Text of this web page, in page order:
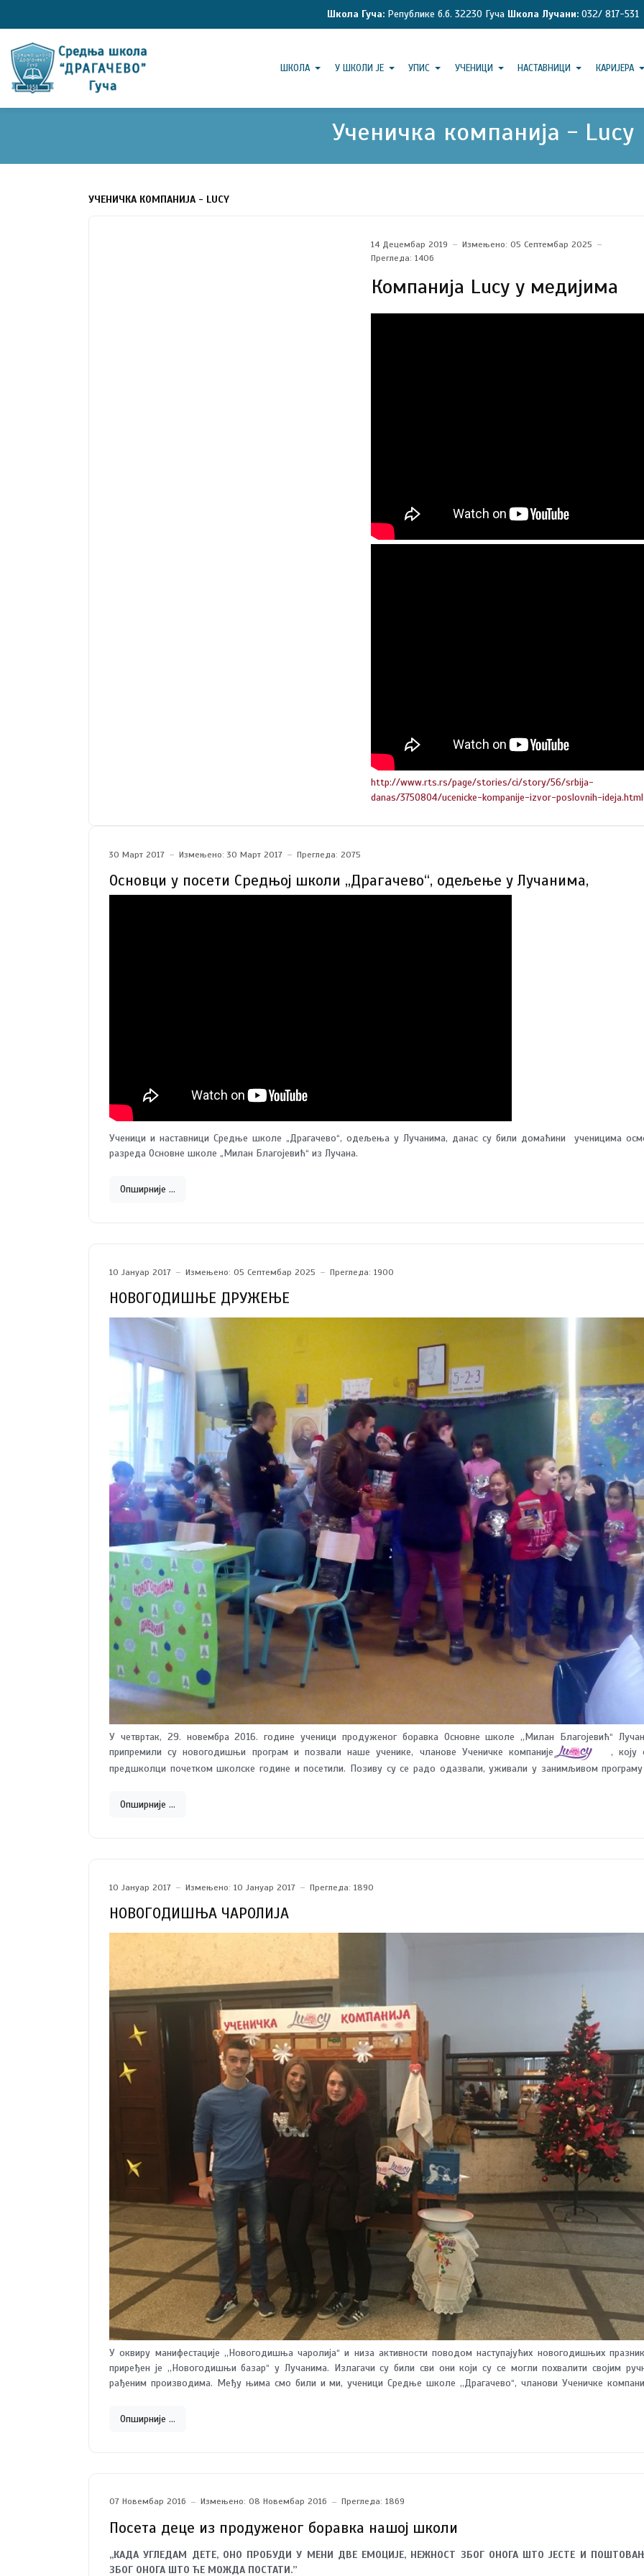
Школа Гуча: Републике б.б. 32230 Гуча Школа Лучани: 032/ 817-531
ШКОЛА У ШКОЛИ ЈЕ УПИС УЧЕНИЦИ НАСТАВНИЦИ КАРИЈЕРА
Ученичка компанија - Lucy
УЧЕНИЧКА КОМПАНИЈА - LUCY
14 Децембар 2019
Измењено: 05 Септембар 2025
Прегледа: 1406
Компанија Lucy у медијима
http://www.rts.rs/page/stories/ci/story/56/srbija-
danas/3750804/ucenicke-kompanije-izvor-poslovnih-ideja.html
30 Март 2017 Измењено: 30 Март 2017 Прегледа: 2075
Основци у посети Средњoj школи „Драгачево“, одељење у Лучанима,
Ученици и наставници Средње школе „Драгачево“, одељења у Лучанима, данас су били домаћини ученицима
разреда Основне школе „Милан Благојевић“ из Лучана.
Опширније …
10 Јануар 2017 Измењено: 05 Септембар 2025 Прегледа: 1900
НОВОГОДИШЊЕ ДРУЖЕЊЕ
У четвртак, 29. новембра 2016. године ученици продуженог боравка Основне школе ,,Милан Благојевић“
припремили су новогодишњи програм и позвали наше ученике, чланове Ученичке компаније
, коју
предшколци почетком школске године и посетили. Позиву су се радо одазвали, уживали у занимљивом
основци.
Опширније …
10 Јануар 2017 Измењено: 10 Јануар 2017 Прегледа: 1890
НОВОГОДИШЊА ЧАРОЛИЈА
У оквиру манифестације ,,Новогодишња чаролија“ и низа активности поводом наступајућих новогодишњих
приређен је ,,Новогодишњи базар“ у Лучанима. Излагачи су били сви они који су се могли похвалити својим
рађеним производима. Међу њима смо били и ми, ученици Средње школе ,,Драгачево“, чланови Ученичке
учествује на овој занимљивој манифестацији.
Опширније …
07 Новембар 2016 Измењено: 08 Новембар 2016 Прегледа: 1869
Посета деце из продуженог боравка нашој школи
,,КАДА УГЛЕДАМ ДЕТЕ, ОНО ПРОБУДИ У МЕНИ ДВЕ ЕМОЦИЈЕ, НЕЖНОСТ ЗБОГ ОНОГА ШТО ЈЕСТЕ И
ЗБОГ ОНОГА ШТО ЋЕ МОЖДА ПОСТАТИ.”